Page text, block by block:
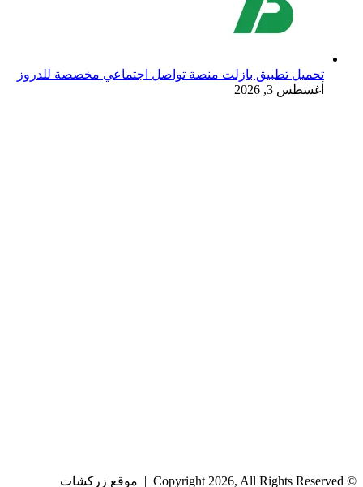
تحميل تطبيق بازلت منصة تواصل اجتماعي مخصصة للدروز
أغسطس 3, 2026
© Copyright 2026, All Rights Reserved | موقع زركشات